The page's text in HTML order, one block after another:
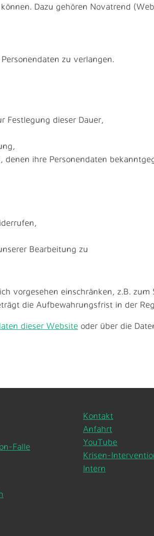
Dazu gehören Novatrend
zu verlangen.
Festlegung dieser Dauer,
ihre Personendaten
Bearbeitung zu
vorgesehen einschränken, z.B.
die Aufbewahrungsfrist in der
dieser Website oder über die
Falle
Kontakt
Anfahrt
YouTube
Krisen-
Intern